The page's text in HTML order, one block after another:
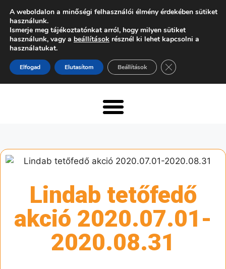
Lindab tetőfedő
akció 2020.07.01-
2020.08.31
A weboldalon a minőségi felhasználói élmény érdekében sütiket
használunk.
Ismerje meg tájékoztatónkat arról, hogy milyen sütiket
használunk, vagy a beállítások résznél ki lehet kapcsolni a
használatukat.
Elfogad Elutasítom Beállítások Close GDPR